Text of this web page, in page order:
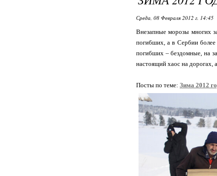
Среда, 08 Февраля 2012 г. 14:45
Внезапные морозы многих
погибших, а в Сербии более
погибших – бездомные, на
настоящий хаос на дорогах,
Посты по теме: Зима 2012